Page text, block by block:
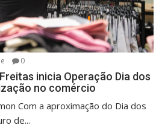
0
inicia Operação Dia dos
no comércio
Com a aproximação do Dia dos
de...